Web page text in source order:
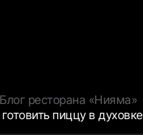
Блог ресторана «Нияма»
пиццу в духовке